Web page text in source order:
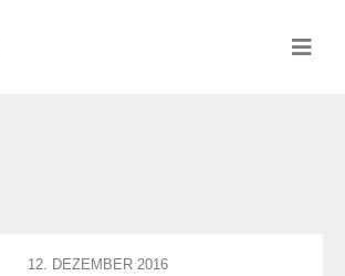
12. DEZEMBER 2016